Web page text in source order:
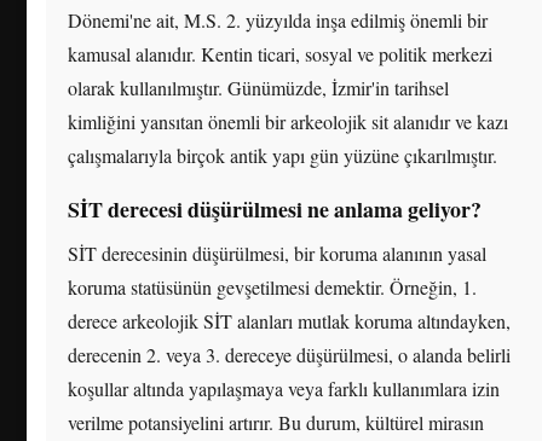
Dönemi'ne ait, M.S. 2. yüzyılda inşa edilmiş önemli bir
kamusal alanıdır. Kentin ticari, sosyal ve politik merkezi
olarak kullanılmıştır. Günümüzde, İzmir'in tarihsel
kimliğini yansıtan önemli bir arkeolojik sit alanıdır ve kazı
çalışmalarıyla birçok antik yapı gün yüzüne çıkarılmıştır.
SİT derecesi düşürülmesi ne anlama geliyor?
SİT derecesinin düşürülmesi, bir koruma alanının yasal
koruma statüsünün gevşetilmesi demektir. Örneğin, 1.
derece arkeolojik SİT alanları mutlak koruma altındayken,
derecenin 2. veya 3. dereceye düşürülmesi, o alanda belirli
koşullar altında yapılaşmaya veya farklı kullanımlara izin
verilme potansiyelini artırır. Bu durum, kültürel mirasın